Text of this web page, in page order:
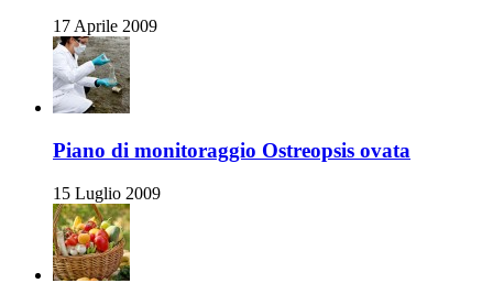
17 Aprile 2009
Piano di monitoraggio Ostreopsis ovata
15 Luglio 2009